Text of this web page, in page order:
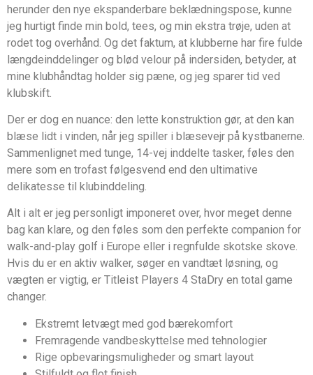
herunder den nye ekspanderbare beklædningspose, kunne
jeg hurtigt finde min bold, tees, og min ekstra trøje, uden at
rodet tog overhånd. Og det faktum, at klubberne har fire fulde
længdeinddelinger og blød velour på indersiden, betyder, at
mine klubhåndtag holder sig pæne, og jeg sparer tid ved
klubskift.
Der er dog en nuance: den lette konstruktion gør, at den kan
blæse lidt i vinden, når jeg spiller i blæsevejr på kystbanerne.
Sammenlignet med tunge, 14-vej inddelte tasker, føles den
mere som en trofast følgesvend end den ultimative
delikatesse til klubinddeling.
Alt i alt er jeg personligt imponeret over, hvor meget denne
bag kan klare, og den føles som den perfekte companion for
walk-and-play golf i Europe eller i regnfulde skotske skove.
Hvis du er en aktiv walker, søger en vandtæt løsning, og
vægten er vigtig, er Titleist Players 4 StaDry en total game
changer.
Ekstremt letvægt med god bærekomfort
Fremragende vandbeskyttelse med tehnologier
Rige opbevaringsmuligheder og smart layout